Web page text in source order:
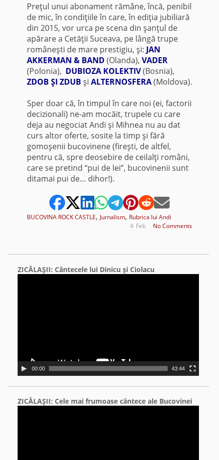
Preţul unui abonament rămâne, încă, penibil
de mic, în condiţiile în care, în ediţia jubiliară
din 2015, vor urca pe scena din şanţul de
apărare a Cetăţii Suceava, pe lângă trupe
româneşti de mare prestigiu, şi: JAN
AKKERMAN & BAND (Olanda), VADER
(Polonia), DUBIOZA KOLEKTIV(Bosnia),
ZDOB ŞI ZDUB şi ALTERNOSFERA(Moldova).
Sper doar că, în timpul în care noi (ei, factorii
decizionali) ne-am mocăit, trupele cu care
deja au negociat Andi şi Mihnea nu au dat
curs altor oferte, sosite la timp şi fără
gomoşenii bucovinene (fireşti, de altfel,
pentru că, spre deosebire de ceilalţi români,
care se pretind “pui de lei”, bucovinenii sunt
ditamai pui de… dihor!).
BUCOVINA ROCK CASTLE, Jurnalism, Rubrica lui Andi
No Comments
Feb
4
ZICĂLAŞII: Cântecele lui Dinicu şi Ciolacu
00:00 43:44
ZICĂLAŞII: Cele mai frumoase cântece ale Bucovinei